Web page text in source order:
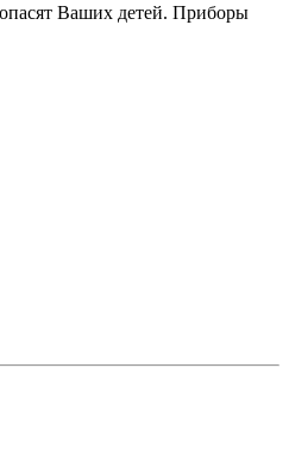
Ваших детей. Приборы